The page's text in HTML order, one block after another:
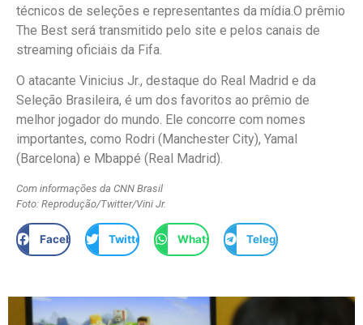
técnicos de seleções e representantes da mídia.O prêmio
The Best será transmitido pelo site e pelos canais de
streaming oficiais da Fifa.
O atacante Vinicius Jr., destaque do Real Madrid e da
Seleção Brasileira, é um dos favoritos ao prêmio de
melhor jogador do mundo. Ele concorre com nomes
importantes, como Rodri (Manchester City), Yamal
(Barcelona) e Mbappé (Real Madrid).
Com informações da CNN Brasil
Foto: Reprodução/Twitter/Vini Jr.
Facebook Twitter WhatsApp Telegram